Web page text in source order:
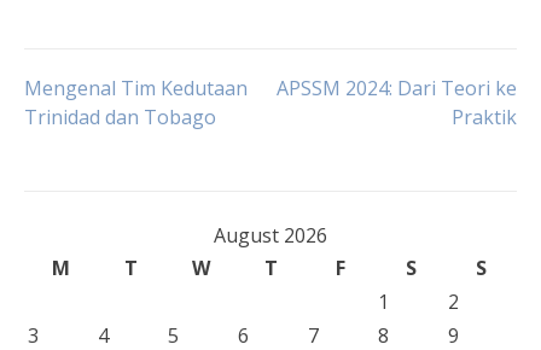
Post
Mengenal Tim Kedutaan
Trinidad dan Tobago
APSSM 2024: Dari Teori ke
Praktik
August 2026
M
T W T F S
S
1
2
3
4 5 6 7 8
9